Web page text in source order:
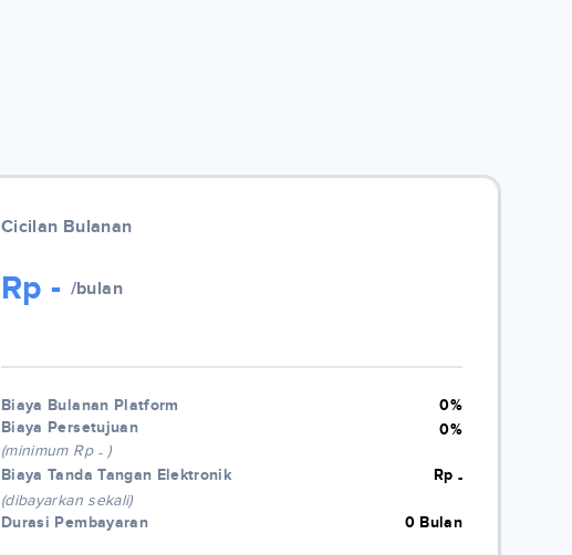
Cicilan Bulanan
Rp - /bulan
Biaya Bulanan Platform
0%
Biaya Persetujuan
(minimum Rp -)
0%
Biaya Tanda Tangan Elektronik
(dibayarkan sekali)
Rp -
Durasi Pembayaran 0 Bulan